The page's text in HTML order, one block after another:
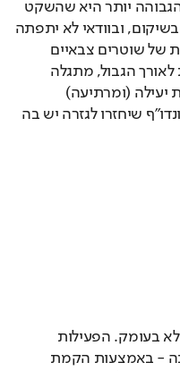
פוטנציאלית בעורף, אבל הסבירות הגבוהה יותר היא שהשקט
יישמר. לא רק משום שאסד מעוניין בשיקום, ובוודאי לא יתפתה
לחזית חדשה עם ישראל; גם הנוכחות של שוטרים צבאיים
רוסים, שממוקמים בשמונה עמדות לאורך הגבול, מתגלה
בינתיים כמצננת. הרוסים הם כתובת יעילה (ומרתיעה)
שמונעת חיכוכים, ויחד עם כוחות אונדו"ף שיחזרו לגזרה יש בה
הסכנה בסוריה קיימת לא בחזית, אלא בעומק. הפעילות
האיראנית האינטנסיבית להתבסס בה - באמצעות הקמת